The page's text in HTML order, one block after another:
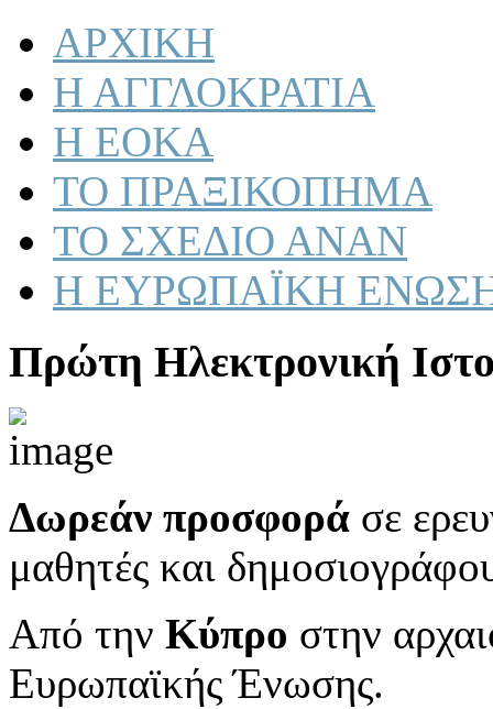
ΑΡΧΙΚΗ
Η ΑΓΓΛΟΚΡΑΤΙΑ
Η ΕΟΚΑ
ΤΟ ΠΡΑΞΙΚΟΠΗΜΑ
ΤΟ ΣΧΕΔΙΟ ΑΝΑΝ
Η ΕΥΡΩΠΑΪΚΗ
Πρώτη Ηλεκτρονική
Δωρεάν προσφορά σε
μαθητές και
Από την Κύπρο στην
Ευρωπαϊκής Ένωσης.